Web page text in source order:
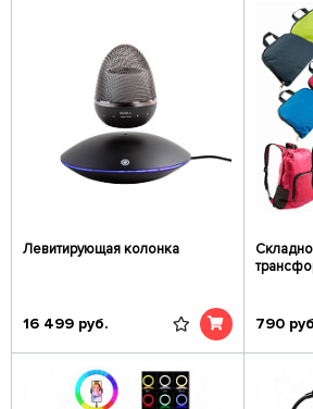
Левитирующая колонка
16 499 руб. 790